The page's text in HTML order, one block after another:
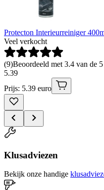
Protecton Interieurreiniger
Veel verkocht
(9)Beoordeeld met 3.4 van de
5.39
Prijs: 5.39 euro
Klusadviezen
Bekijk onze handige